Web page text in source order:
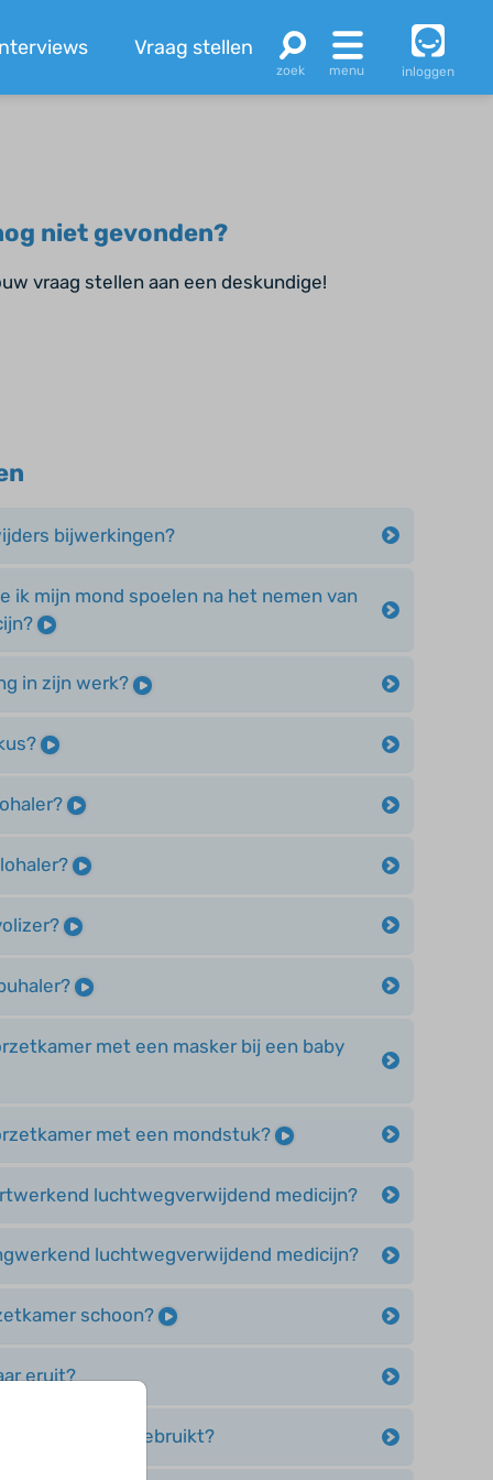
Vraag stellen
inloggen
niet gevonden?
vraag stellen aan een deskundige!
bijwerkingen?
ik mijn mond spoelen na het nemen van
in zijn werk?
met een masker bij een baby
met een mondstuk?
luchtwegverwijdend medicijn?
luchtwegverwijdend medicijn?
schoon?
eruit?
(Xolair®) gebruikt?